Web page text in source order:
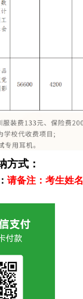
方式：
请备注：考生姓名